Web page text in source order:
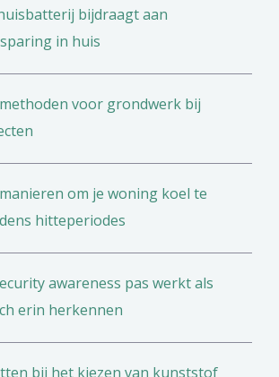
bijdraagt aan
in huis
voor grondwerk bij
om je woning koel te
hitteperiodes
awareness pas werkt als
erin herkennen
bij het kiezen van kunststof